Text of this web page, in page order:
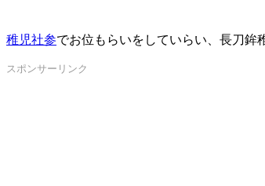
稚児社参でお位もらいをしていらい、長刀鉾
スポンサーリンク